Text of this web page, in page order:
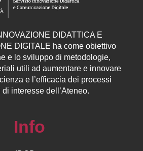
DIDATTICA E
DIGITALE ha come obiettivo
e lo sviluppo di metodologie,
utili ad aumentare e innovare
e l’efficacia dei processi
di interesse dell’Ateneo.
Info